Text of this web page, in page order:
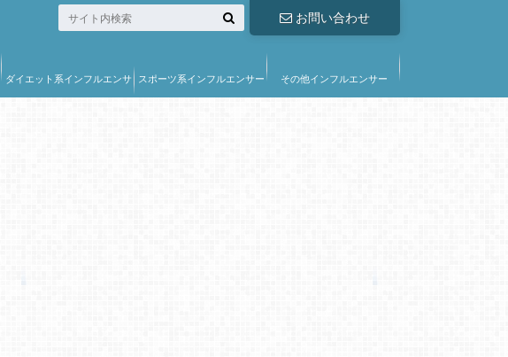
お問い合わせ
ダイエット系インフルエンサ スポーツ系インフルエンサー その他インフルエンサー